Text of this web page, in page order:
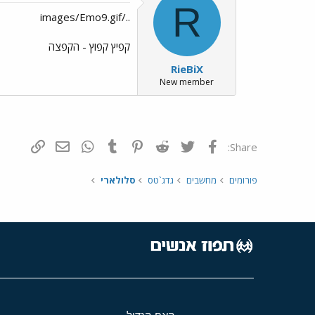
R
RieBiX
New member
../images/Emo9.gif
קפיץ קפוץ - הקפצה
Share: פייסבוק Twitter
Reddit
Pinterest
Tumblr
WhatsAppדואר אלקטרוני
פורומים מחשבים גדג`טס סלולארי